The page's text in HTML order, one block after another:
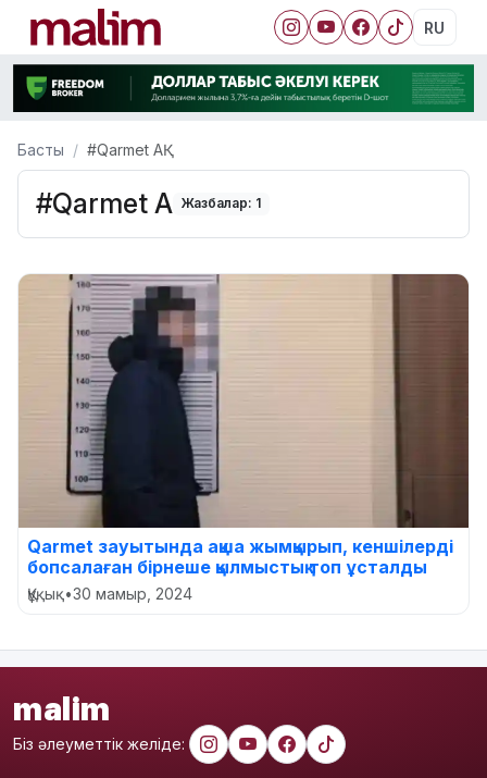
RU
Басты #Qarmet АҚ
#Qarmet АҚ Жазбалар: 1
Qarmet зауытында ақша жымқырып, кеншілерді
бопсалаған бірнеше қылмыстық топ ұсталды
Құқық•30 мамыр, 2024
malim
Біз әлеуметтік желіде: